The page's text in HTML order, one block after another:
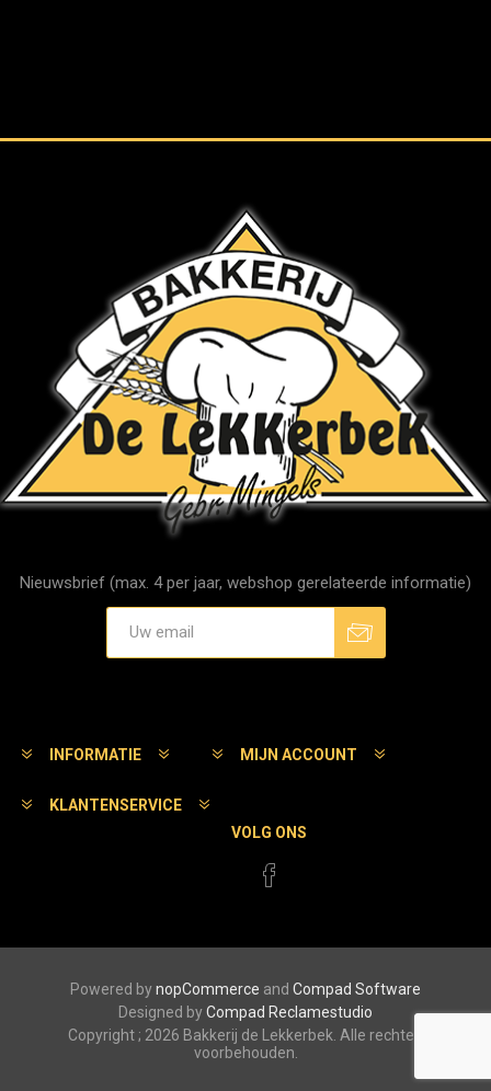
Nieuwsbrief (max. 4 per jaar, webshop gerelateerde informatie)
INFORMATIE MIJN ACCOUNT
KLANTENSERVICE
VOLG ONS
Powered bynopCommerce and Compad Software
Designed byCompad Reclamestudio
Copyright ; 2026 Bakkerij de Lekkerbek. Alle rechten
voorbehouden.